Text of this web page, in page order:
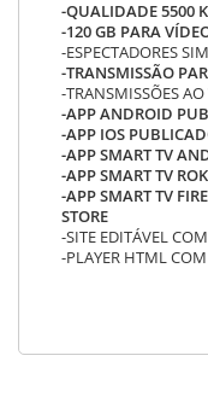
-QUALIDADE 5500
-120 GB PARA
-ESPECTADORES
-TRANSMISSÃO
-TRANSMISSÕES
-APP ANDROID
-APP IOS
-APP SMART TV
-APP SMART TV
-APP SMART TV
STORE
-SITE EDITÁVEL
-PLAYER HTML COM